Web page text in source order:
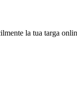
la tua targa